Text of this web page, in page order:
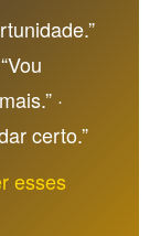
·
certo.”
esses